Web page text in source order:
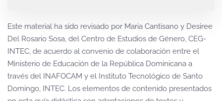
Este material ha sido revisado por Maria Cantisano y Desiree
Del Rosario Sosa, del Centro de Estudios de Género, CEG-
INTEC, de acuerdo al convenio de colaboración entre el
Ministerio de Educación de la República Dominicana a
través del INAFOCAM y el Instituto Tecnológico de Santo
Domingo, INTEC. Los elementos de contenido presentados